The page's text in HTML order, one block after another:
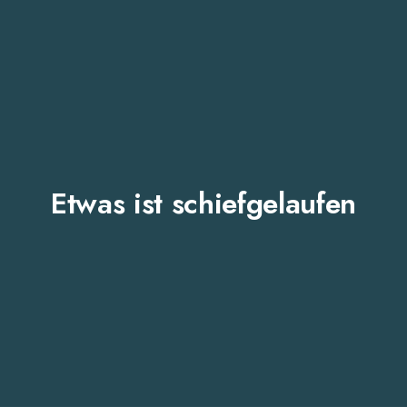
Etwas ist schiefgelaufen